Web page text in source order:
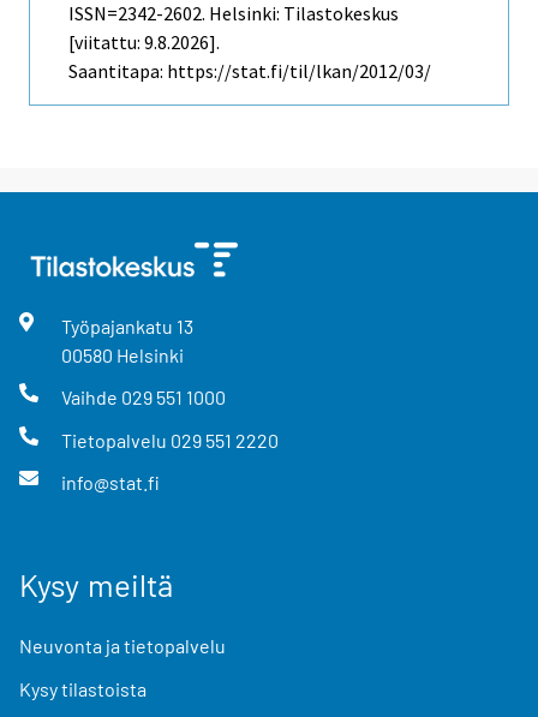
ISSN=2342-2602. Helsinki: Tilastokeskus
[viitattu: 9.8.2026].
Saantitapa: https://stat.fi/til/lkan/2012/03/
Työpajankatu 13
00580 Helsinki
Vaihde 029 551 1000
Tietopalvelu 029 551 2220
info@stat.fi
Kysy meiltä
Neuvonta ja tietopalvelu
Kysy tilastoista